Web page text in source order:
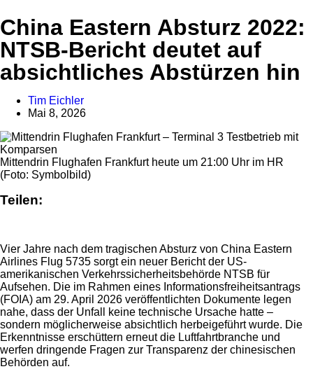
China Eastern Absturz 2022:
NTSB-Bericht deutet auf
absichtliches Abstürzen hin
Tim Eichler
Mai 8, 2026
Mittendrin Flughafen Frankfurt heute um 21:00 Uhr im HR
(Foto: Symbolbild)
Teilen:
Vier Jahre nach dem tragischen Absturz von China Eastern
Airlines Flug 5735 sorgt ein neuer Bericht der US-
amerikanischen Verkehrssicherheitsbehörde NTSB für
Aufsehen. Die im Rahmen eines Informationsfreiheitsantrags
(FOIA) am 29. April 2026 veröffentlichten Dokumente legen
nahe, dass der Unfall keine technische Ursache hatte –
sondern möglicherweise absichtlich herbeigeführt wurde. Die
Erkenntnisse erschüttern erneut die Luftfahrtbranche und
werfen dringende Fragen zur Transparenz der chinesischen
Behörden auf.